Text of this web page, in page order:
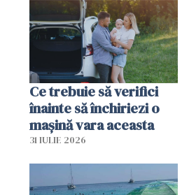
Ce trebuie să verifici
înainte să închiriezi o
mașină vara aceasta
31 IULIE 2026